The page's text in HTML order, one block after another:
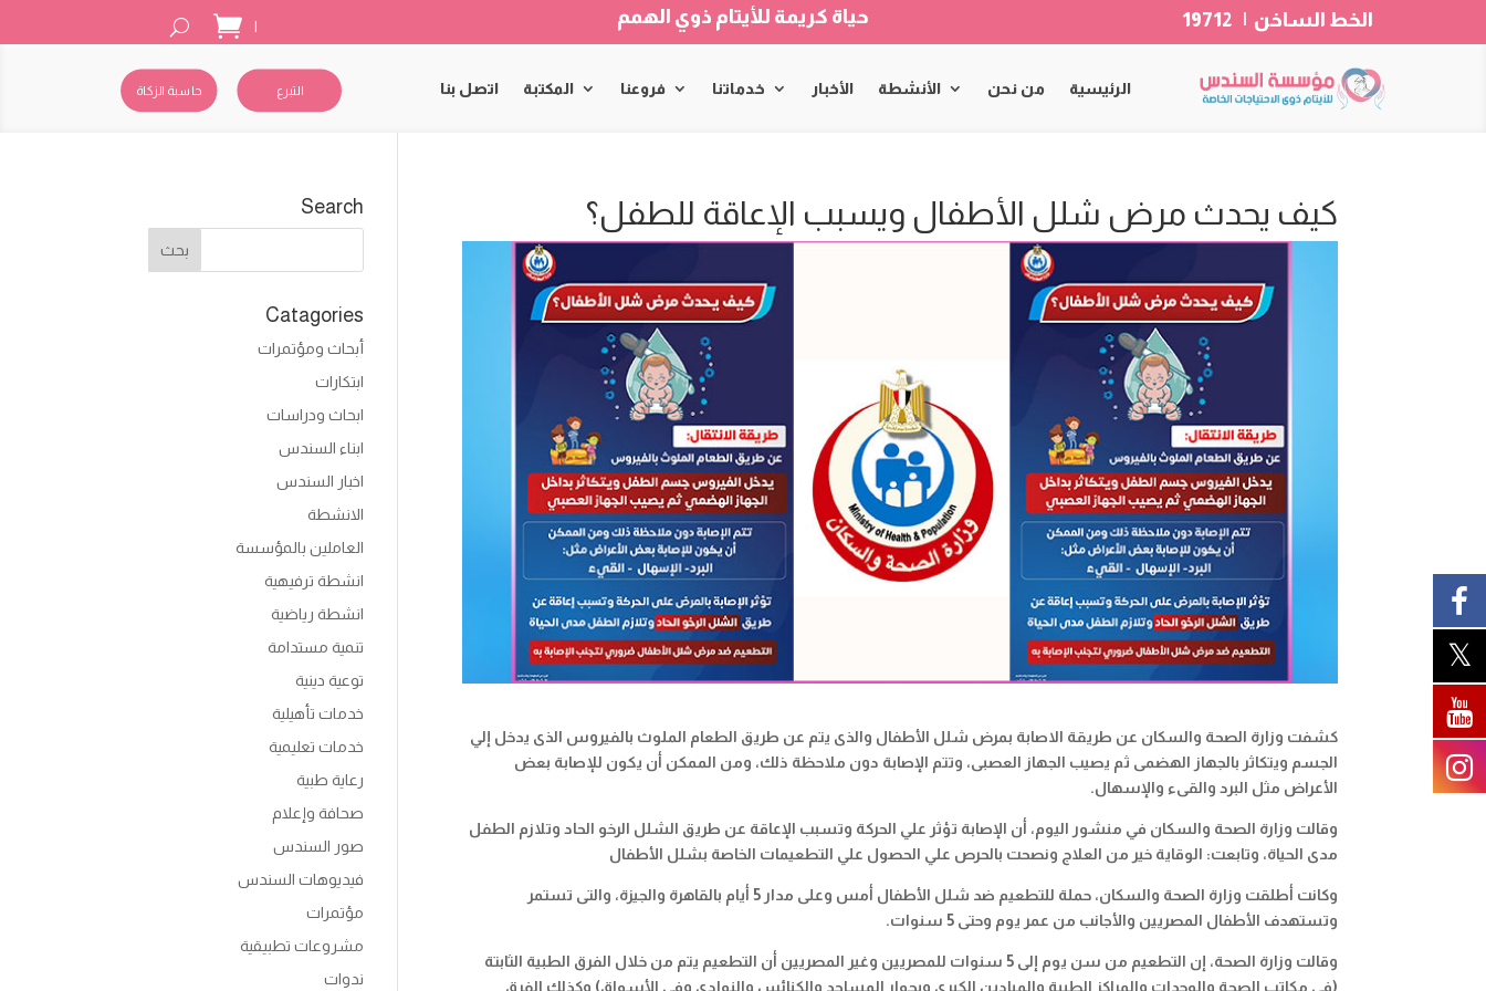
| حياة كريمة للأيتام ذوي الهمم الخط الساخن | 19712
التبرع حاسبة الزكاة الرئيسية من نحن الأنشطة الأخبار خدماتنا فروعنا المكتبة اتصل بنا
كيف يحدث مرض شلل الأطفال ويسبب الإعاقة للطفل؟
كشفت وزارة الصحة والسكان عن طريقة الاصابة بمرض شلل الأطفال والذى يتم عن طريق الطعام الملوث بالفيروس الذى يدخل إلي
الجسم ويتكاثر بالجهاز الهضمى ثم يصيب الجهاز العصبى، وتتم الإصابة دون ملاحظة ذلك، ومن الممكن أن يكون للإصابة بعض
الأعراض مثل البرد والقىء والإسهال.
وقالت وزارة الصحة والسكان في منشور اليوم، أن الإصابة تؤثر علي الحركة وتسبب الإعاقة عن طريق الشلل الرخو الحاد وتلازم الطفل
مدى الحياة، وتابعت: الوقاية خير من العلاج ونصحت بالحرص علي الحصول علي التطعيمات الخاصة بشلل الأطفال
وكانت أطلقت وزارة الصحة والسكان، حملة للتطعيم ضد شلل الأطفال أمس وعلى مدار 5 أيام بالقاهرة والجيزة، والتى تستمر
وتستهدف الأطفال المصريين والأجانب من عمر يوم وحتى 5 سنوات.
وقالت وزارة الصحة، إن التطعيم من سن يوم إلى 5 سنوات للمصريين وغير المصريين أن التطعيم يتم من خلال الفرق الطبية الثابتة
(فى مكاتب الصحة والوحدات والمراكز الطبية والميادين الكبرى وبجوار المساجد والكنائس والنوادى وفى الأسواق) وكذلك الفرق
Search
Catagories
أبحاث ومؤتمرات
ابتكارات
ابحاث ودراسات
ابناء السندس
اخبار السندس
الانشطة
العاملين بالمؤسسة
انشطة ترفيهية
انشطة رياضية
تنمية مستدامة
توعية دينية
خدمات تأهيلية
خدمات تعليمية
رعاية طبية
صحافة وإعلام
صور السندس
فيديوهات السندس
مؤتمرات
مشروعات تطبيقية
ندوات